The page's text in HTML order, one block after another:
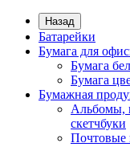
Назад
Батарейки
Бумага для
Бумага
Бумага
Бумажная
Альбомы,
скетчбуки
Почтовые